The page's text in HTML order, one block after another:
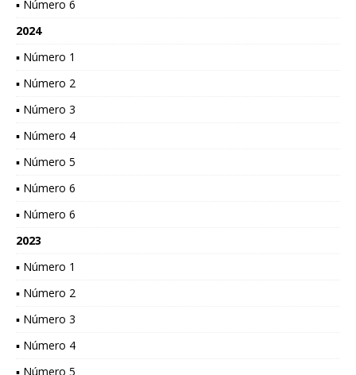
▪ Número 6
2024
▪ Número 1
▪ Número 2
▪ Número 3
▪ Número 4
▪ Número 5
▪ Número 6
▪ Número 6
2023
▪ Número 1
▪ Número 2
▪ Número 3
▪ Número 4
▪ Número 5